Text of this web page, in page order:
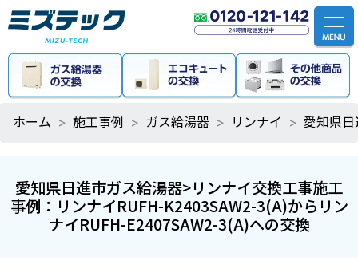
ホーム 施工事例 ガス給湯器 リンナイ 愛知県
愛知県日進市ガス給湯器>リンナイ交換工事施工
事例：リンナイRUFH-K2403SAW2-3(A)からリン
ナイRUFH-E2407SAW2-3(A)への交換